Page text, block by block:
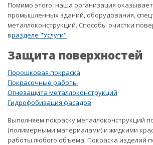
Помимо этого, наша организация оказывает
промышленных зданий, оборудования,
металлоконструкций. Способы очистки
вразделе "Услуги"
Защита поверхностей
Порошковая покраска
Покрасочные работы
Огнезащита металлоконструкций
Гидрофобизация фасадов
Выполняем покраску металлоконструкций
(полимерными материалами) и жидкими
работы любого объема. Покраска изделий